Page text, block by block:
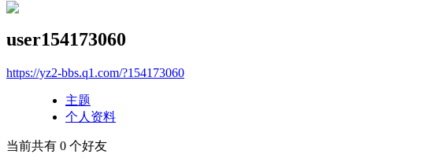
user154173060
https://yz2-bbs.q1.com/?154173060
主题
个人资料
当前共有 0 个好友